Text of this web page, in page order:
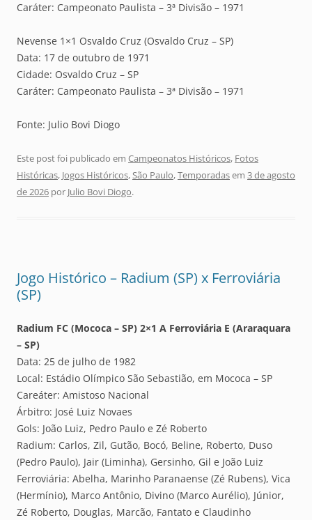
Caráter: Campeonato Paulista – 3ª Divisão – 1971
Nevense 1×1 Osvaldo Cruz (Osvaldo Cruz – SP)
Data: 17 de outubro de 1971
Cidade: Osvaldo Cruz – SP
Caráter: Campeonato Paulista – 3ª Divisão – 1971
Fonte: Julio Bovi Diogo
Este post foi publicado em Campeonatos Históricos, Fotos
Históricas, Jogos Históricos,São Paulo,Temporadasem 3 de agosto
de 2026 por Julio Bovi Diogo.
Jogo Histórico – Radium (SP) x Ferroviária
(SP)
Radium FC (Mococa – SP) 2×1 A Ferroviária E (Araraquara
– SP)
Data: 25 de julho de 1982
Local: Estádio Olímpico São Sebastião, em Mococa – SP
Careáter: Amistoso Nacional
Árbitro: José Luiz Novaes
Gols: João Luiz, Pedro Paulo e Zé Roberto
Radium: Carlos, Zil, Gutão, Bocó, Beline, Roberto, Duso
(Pedro Paulo), Jair (Liminha), Gersinho, Gil e João Luiz
Ferroviária: Abelha, Marinho Paranaense (Zé Rubens), Vica
(Hermínio), Marco Antônio, Divino (Marco Aurélio), Júnior,
Zé Roberto, Douglas, Marcão, Fantato e Claudinho